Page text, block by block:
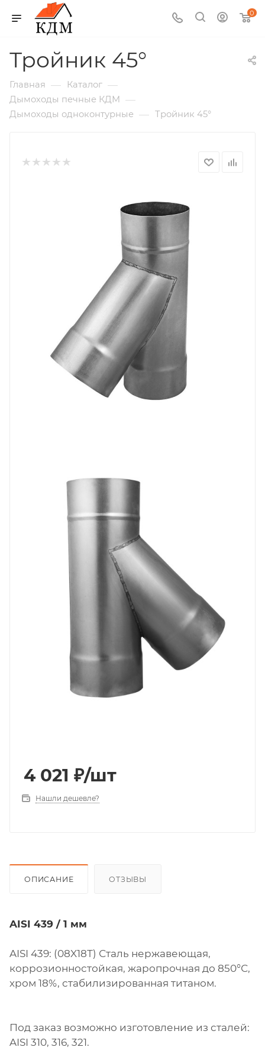
0
Тройник 45°
Главная — Каталог —
Дымоходы печные КДМ —
Дымоходы одноконтурные — Тройник 45°
4 021 ₽/шт
Нашли дешевле?
ОПИСАНИЕ ОТЗЫВЫ
AISI 439 / 1 мм
AISI 439: (08X18Т) Сталь нержавеющая,
коррозионностойкая, жаропрочная до 850°С,
хром 18%, стабилизированная титаном.
Под заказ возможно изготовление из сталей:
AISI 310, 316, 321.